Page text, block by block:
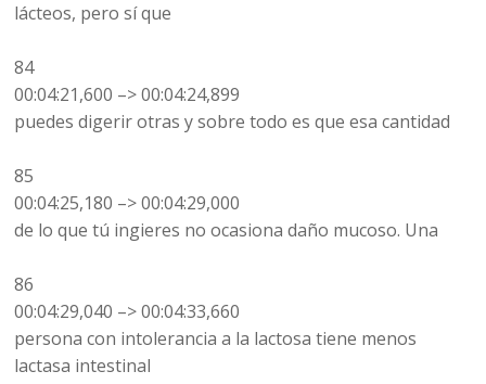
lácteos, pero sí que
84
00:04:21,600 –> 00:04:24,899
puedes digerir otras y sobre todo es que esa cantidad
85
00:04:25,180 –> 00:04:29,000
de lo que tú ingieres no ocasiona daño mucoso. Una
86
00:04:29,040 –> 00:04:33,660
persona con intolerancia a la lactosa tiene menos
lactasa intestinal